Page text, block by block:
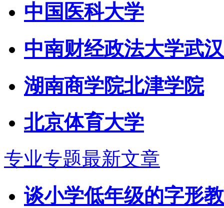
中国医科大学
中南财经政法大学武
湖南商学院北津学院
北京体育大学
专业专题最新文章
谈小学低年级的字形